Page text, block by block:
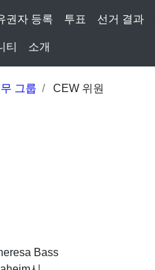
권자 등록 투표 선거 결과
티 소개
그룹 CEW 위원
Bass